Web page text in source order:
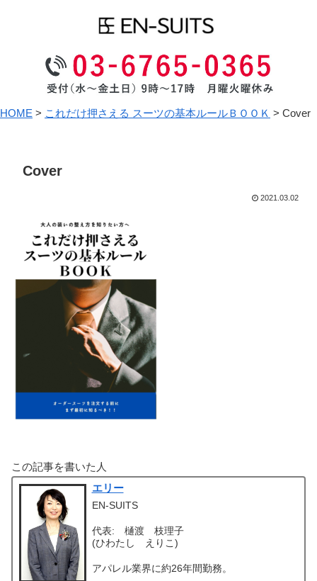
HOME > これだけ押さえる スーツの基本ルールＢＯＯＫ > Cover
Cover
2021.03.02
この記事を書いた人
エリー
EN-SUITS
代表: 樋渡 枝理子
(ひわたし えりこ)
アパレル業界に約26年間勤務。